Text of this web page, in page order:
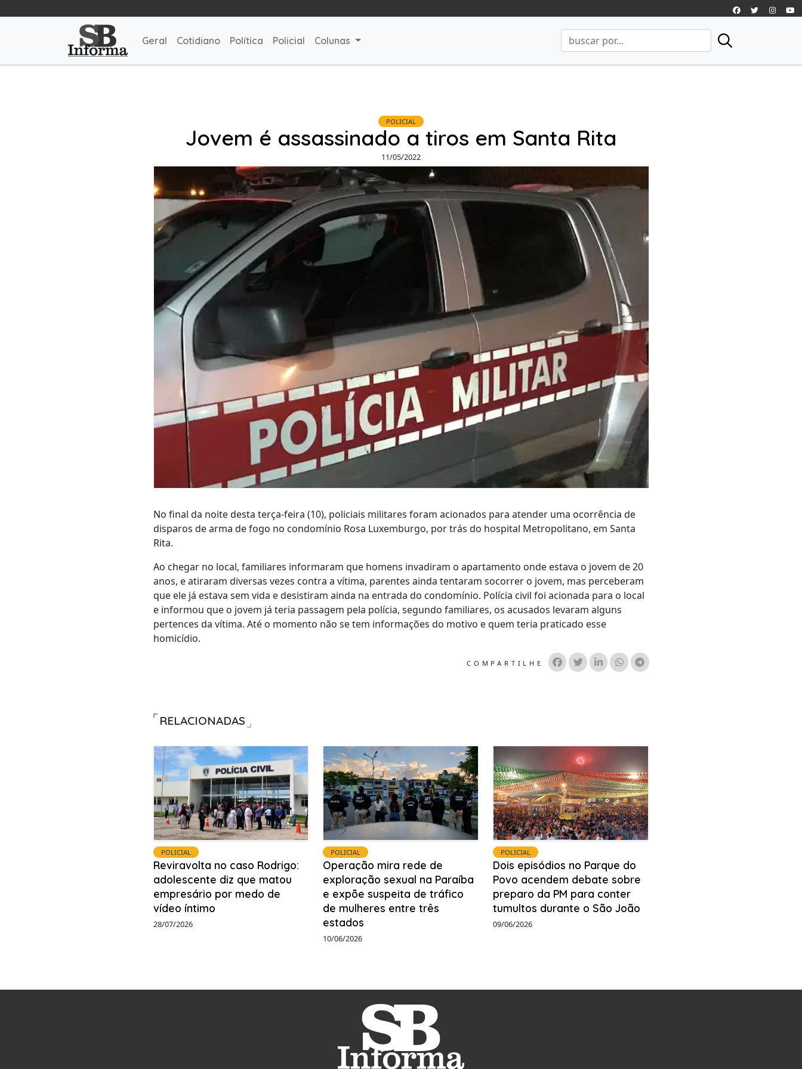
Geral Cotidiano Política Policial Colunas
POLICIAL
Jovem é assassinado a tiros em Santa Rita
11/05/2022
No final da noite desta terça-feira (10), policiais militares foram acionados para atender uma ocorrência de
disparos de arma de fogo no condomínio Rosa Luxemburgo, por trás do hospital Metropolitano, em Santa
Rita.
Ao chegar no local, familiares informaram que homens invadiram o apartamento onde estava o jovem de 20
anos, e atiraram diversas vezes contra a vítima, parentes ainda tentaram socorrer o jovem, mas perceberam
que ele já estava sem vida e desistiram ainda na entrada do condomínio. Polícia civil foi acionada para o local
e informou que o jovem já teria passagem pela polícia, segundo familiares, os acusados levaram alguns
pertences da vítima. Até o momento não se tem informações do motivo e quem teria praticado esse
homicídio.
COMPARTILHE
RELACIONADAS
POLICIAL
Reviravolta no caso Rodrigo:
adolescente diz que matou
empresário por medo de
vídeo íntimo
28/07/2026
POLICIAL
Operação mira rede de
exploração sexual na Paraíba
e expõe suspeita de tráfico
de mulheres entre três
estados
10/06/2026
POLICIAL
Dois episódios no Parque do
Povo acendem debate sobre
preparo da PM para conter
tumultos durante o São João
09/06/2026